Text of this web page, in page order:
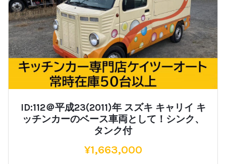
ID:112＠平成23(2011)年 スズキ キャリイ キ
ッチンカーのベース車両として！シンク、
タンク付
¥1,663,000